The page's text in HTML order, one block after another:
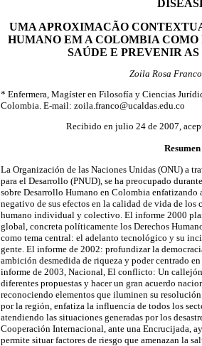
UMA APROXIMACÃO
HUMANO EM A COLOMBIA COMO
SAÚDE E PREVENIR
Zoila Rosa
* Enfermera, Magíster en Filosofía y Ciencias
Colombia. E-mail: zoila.franco@ucaldas.edu.co
Recibido en julio 24 de 2007,
Resumen
La Organización de las Naciones Unidas (ONU) a
para el Desarrollo (PNUD), se ha preocupado
sobre Desarrollo Humano en Colombia enfatizando
negativo de sus efectos en la calidad de vida de
humano individual y colectivo. El informe 2000
global, concreta políticamente los Derechos
como tema central: el adelanto tecnológico y su
gente. El informe de 2002: profundizar la
ambición desmedida de riqueza y poder centrado
informe de 2003, Nacional, El conflicto: Un
diferentes propuestas y hacer un gran acuerdo
reconociendo elementos que iluminen su
por la región, enfatiza la influencia de todos los
atendiendo las situaciones generadas por los
Cooperación Internacional, ante una Encrucijada,
permite situar factores de riesgo que amenazan la